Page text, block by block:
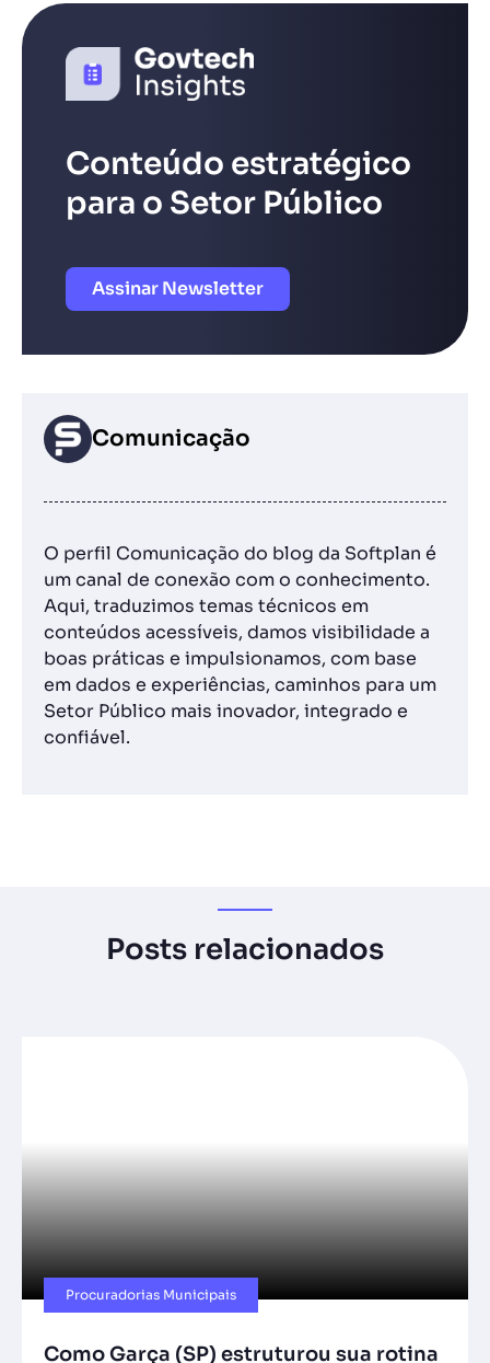
Conteúdo estratégico
para o Setor Público
Assinar Newsletter
Comunicação
O perfil Comunicação do blog da Softplan é
um canal de conexão com o conhecimento.
Aqui, traduzimos temas técnicos em
conteúdos acessíveis, damos visibilidade a
boas práticas e impulsionamos, com base
em dados e experiências, caminhos para um
Setor Público mais inovador, integrado e
confiável.
Posts relacionados
Procuradorias Municipais
Como Garça (SP) estruturou sua rotina